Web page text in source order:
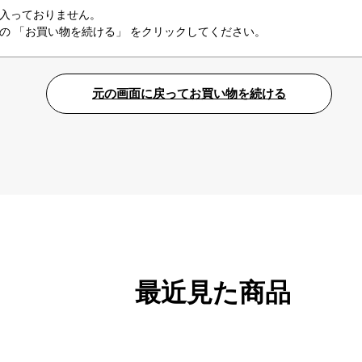
っておりません。
「お買い物を続ける」 をクリックしてください。
最近見た商品